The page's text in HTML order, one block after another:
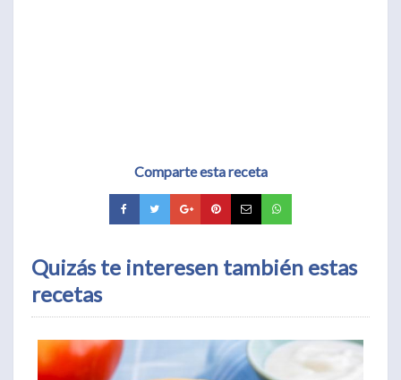
Comparte esta receta
Quizás te interesen también estas
recetas